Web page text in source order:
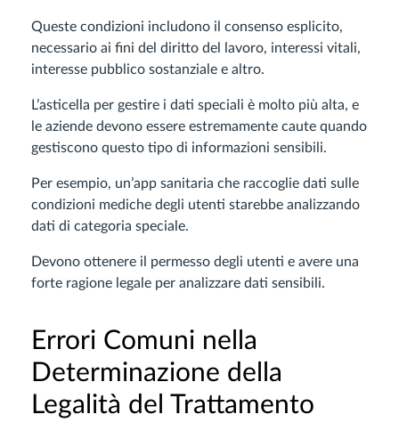
Queste condizioni includono il consenso esplicito,
necessario ai fini del diritto del lavoro, interessi vitali,
interesse pubblico sostanziale e altro.
L’asticella per gestire i dati speciali è molto più alta, e
le aziende devono essere estremamente caute quando
gestiscono questo tipo di informazioni sensibili.
Per esempio, un’app sanitaria che raccoglie dati sulle
condizioni mediche degli utenti starebbe analizzando
dati di categoria speciale.
Devono ottenere il permesso degli utenti e avere una
forte ragione legale per analizzare dati sensibili.
Errori Comuni nella
Determinazione della
Legalità del Trattamento